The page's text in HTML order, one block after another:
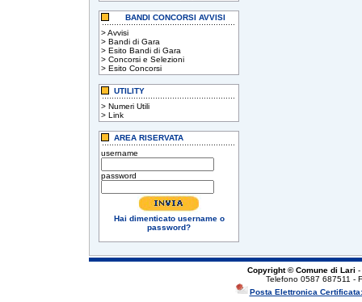
BANDI CONCORSI AVVISI
>Avvisi
> Bandi di Gara
> Esito Bandi di Gara
> Concorsi e Selezioni
> Esito Concorsi
UTILITY
> Numeri Utili
> Link
AREA RISERVATA
username
password
Hai dimenticato username o
password?
Copyright © Comune di Lari -
Telefono 0587 687511 -
Posta Elettronica Certificata: